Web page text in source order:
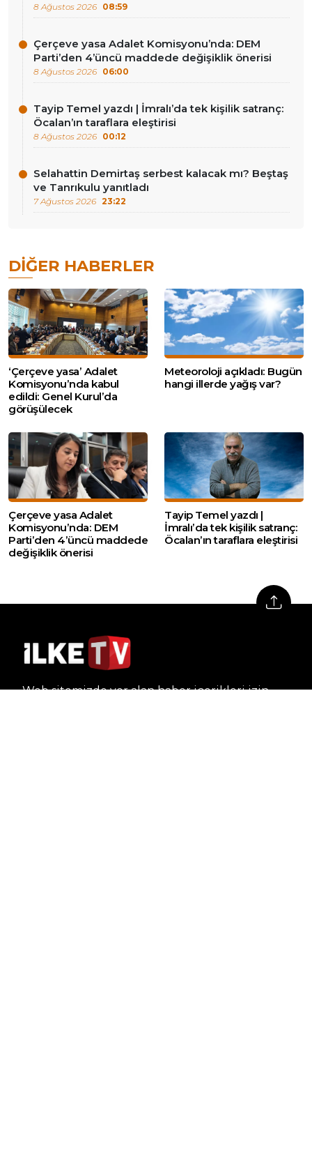
8 Ağustos 2026 08:59
Çerçeve yasa Adalet Komisyonu’nda: DEM
Parti’den 4’üncü maddede değişiklik önerisi
8 Ağustos 2026 06:00
Tayip Temel yazdı | İmralı’da tek kişilik satranç:
Öcalan’ın taraflara eleştirisi
8 Ağustos 2026 00:12
Selahattin Demirtaş serbest kalacak mı? Beştaş
ve Tanrıkulu yanıtladı
7 Ağustos 2026 23:22
DIĞER HABERLER
‘Çerçeve yasa’ Adalet
Komisyonu’nda kabul
edildi: Genel Kurul’da
görüşülecek
Meteoroloji açıkladı: Bugün
hangi illerde yağış var?
Çerçeve yasa Adalet
Komisyonu’nda: DEM
Parti’den 4’üncü maddede
değişiklik önerisi
Tayip Temel yazdı |
İmralı’da tek kişilik satranç:
Öcalan’ın taraflara eleştirisi
Web sitemizde yer alan haber içerikleri izin